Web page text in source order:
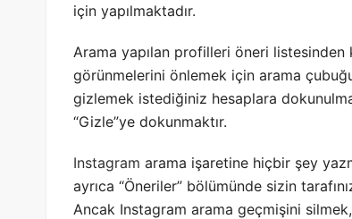
için yapılmaktadır.
Arama yapılan profilleri öneri listesinden
görünmelerini önlemek için arama
gizlemek istediğiniz hesaplara
“Gizle”ye dokunmaktır.
Instagram arama işaretine hiçbir şey
ayrıca “Öneriler” bölümünde sizin
Ancak Instagram arama geçmişini